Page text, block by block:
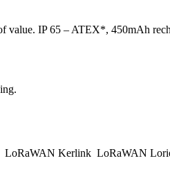
IP 65 – ATEX*, 450mAh
LoRaWAN Kerlink LoRaWAN